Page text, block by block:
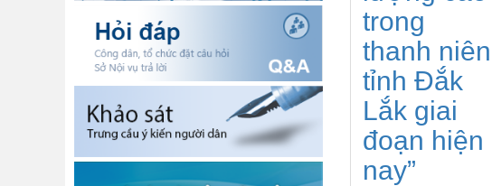
trong
thanh niên
tỉnh Đắk
Lắk giai
đoạn hiện
nay”